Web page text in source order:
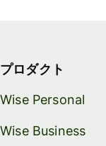
プロダクト
Wise Personal
Wise Business